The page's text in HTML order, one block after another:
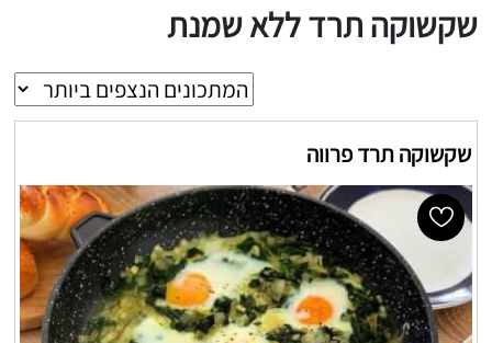
שקשוקה תרד ללא שמנת
שקשוקה תרד פרווה